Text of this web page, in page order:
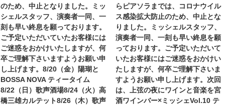
のため、中止となりました。ミッ
シェルスタッフ、演奏者一同、一
刻も早い終息を願っております。
ご予定いただいていたお客様には
ご迷惑をおかけいたしますが、何
卒ご理解下さいますようお願い申
し上げます。8/20（金）陽瑚と
BOSSA NOVA ティータイム
8/22（日）歌声酒場8/24（火）高
橋三雄カルテット8/26（木）歌声
らピアソラまでは、コロナウイル
ス感染拡大防止のため、中止とな
りました。ミッシェルスタッフ、
演奏者一同、一刻も早い終息を願
っております。ご予定いただいて
いたお客様にはご迷惑をおかけい
たしますが、何卒ご理解下さいま
すようお願い申し上げます。次回
は、上弦の夜にワインと音楽を宮
酒ワインバー×ミッシェVol.10 テ